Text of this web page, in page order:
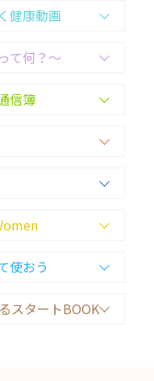
健康動画
て何？〜
信簿
使おう
スタートBOOK